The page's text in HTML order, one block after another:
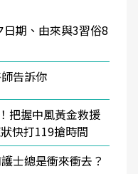
期、由來與3習俗8
告訴你
把握中風黃金救援
快打119搶時間
士總是衝來衝去？